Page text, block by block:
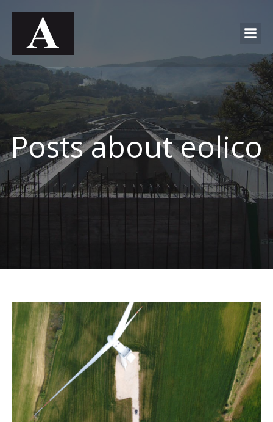
Posts about eolico